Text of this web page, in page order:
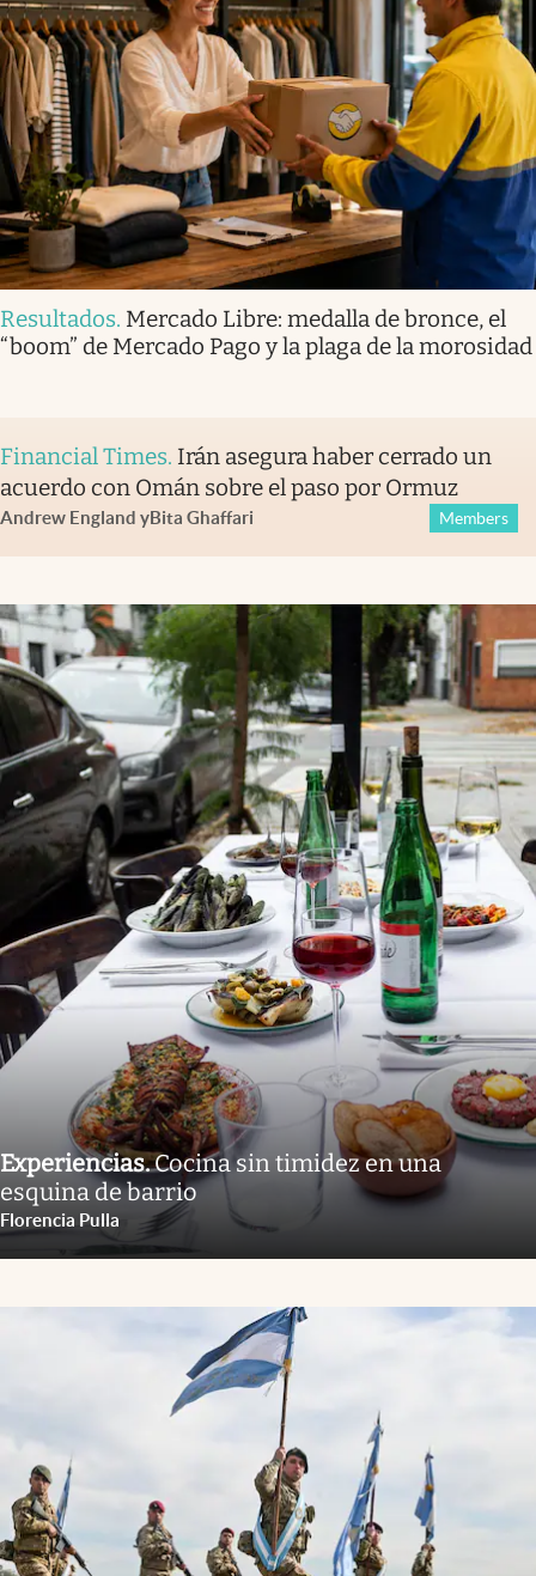
Resultados. Mercado Libre: medalla de bronce, el
“boom” de Mercado Pago y la plaga de la morosidad
Financial Times. Irán asegura haber cerrado un
acuerdo con Omán sobre el paso por Ormuz
Andrew England yBita Ghaffari Members
Experiencias.Cocina sin timidez en una
esquina de barrio
Florencia Pulla